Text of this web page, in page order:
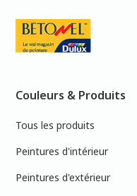
Couleurs & Produits
Tous les produits
Peintures d'intérieur
Peintures d'extérieur